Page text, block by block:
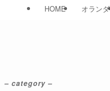
HOME オランダ
– category –